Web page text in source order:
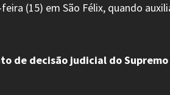
(15) em São Félix, quando
de decisão judicial do